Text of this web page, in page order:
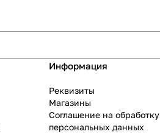
Информация
Реквизиты
Магазины
Соглашение на обработку
персональных данных